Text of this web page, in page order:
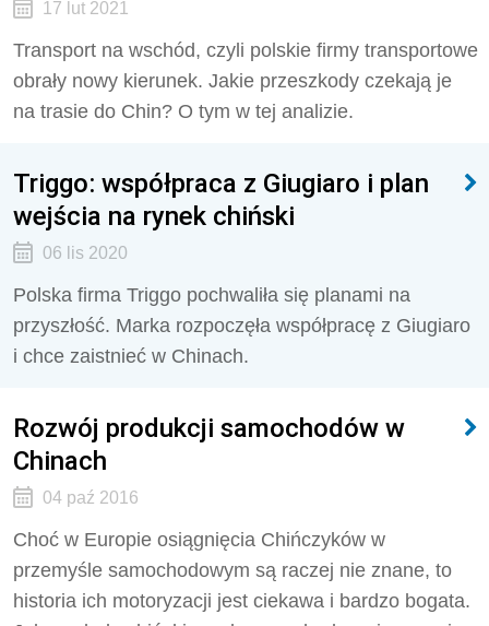
17 lut 2021
Transport na wschód, czyli polskie firmy transportowe
obrały nowy kierunek. Jakie przeszkody czekają je
na trasie do Chin? O tym w tej analizie.
Triggo: współpraca z Giugiaro i plan
wejścia na rynek chiński
06 lis 2020
Polska firma Triggo pochwaliła się planami na
przyszłość. Marka rozpoczęła współpracę z Giugiaro
i chce zaistnieć w Chinach.
Rozwój produkcji samochodów w
Chinach
04 paź 2016
Choć w Europie osiągnięcia Chińczyków w
przemyśle samochodowym są raczej nie znane, to
historia ich motoryzacji jest ciekawa i bardzo bogata.